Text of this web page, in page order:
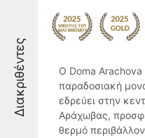
Διακριθέντες
Ο Doma Arachova
παραδοσιακή
εδρεύει στην
Αράχωβας,
θερμό